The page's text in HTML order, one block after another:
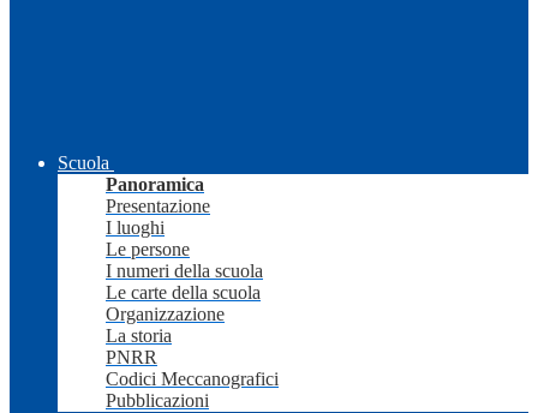
Scuola
Panoramica
Presentazione
I luoghi
Le persone
I numeri della scuola
Le carte della scuola
Organizzazione
La storia
PNRR
Codici Meccanografici
Pubblicazioni